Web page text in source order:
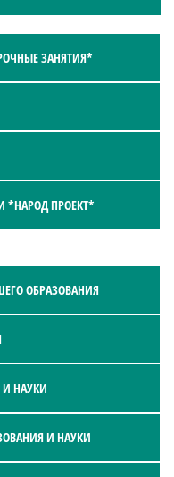
ЗАНЯТИЯ*
*НАРОД ПРОЕКТ*
ОБРАЗОВАНИЯ
НАУКИ
И НАУКИ